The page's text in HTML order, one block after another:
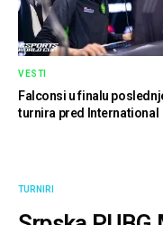
VESTI
Falconsi u finalu
turnira pred International
TURNIRI